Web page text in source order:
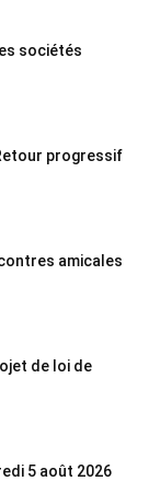
sociétés
progressif
amicales
de loi de
5 août 2026